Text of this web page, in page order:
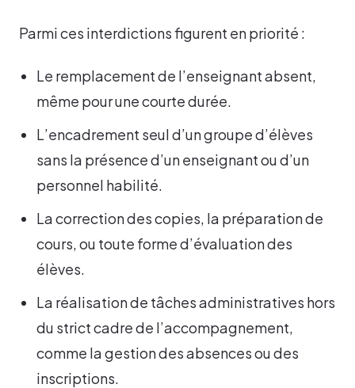
Parmi ces interdictions figurent en priorité :
Le remplacement de l’enseignant absent,
même pour une courte durée.
L’encadrement seul d’un groupe d’élèves
sans la présence d’un enseignant ou d’un
personnel habilité.
La correction des copies, la préparation de
cours, ou toute forme d’évaluation des
élèves.
La réalisation de tâches administratives hors
du strict cadre de l’accompagnement,
comme la gestion des absences ou des
inscriptions.